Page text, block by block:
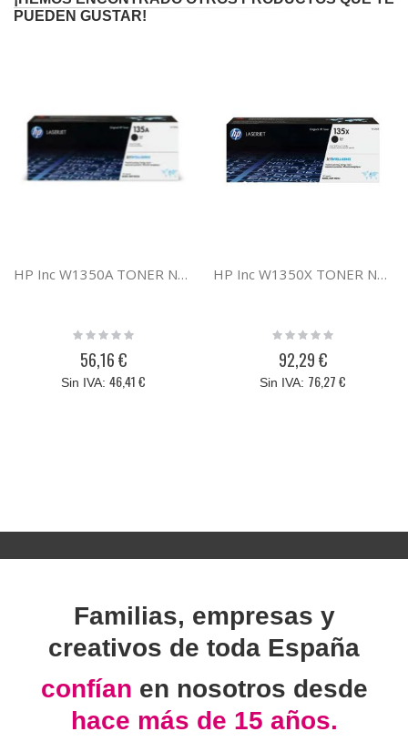
PUEDEN GUSTAR!
HP Inc W1350A TONER NEGRO HP 135A
Rating:
56,16 €
46,41 €
HP Inc W1350X TONER NEGRO HP 135X
Rating:
92,29 €
76,27 €
Familias, empresas y
creativos de toda España
confían en nosotros desde
hace más de 15 años.